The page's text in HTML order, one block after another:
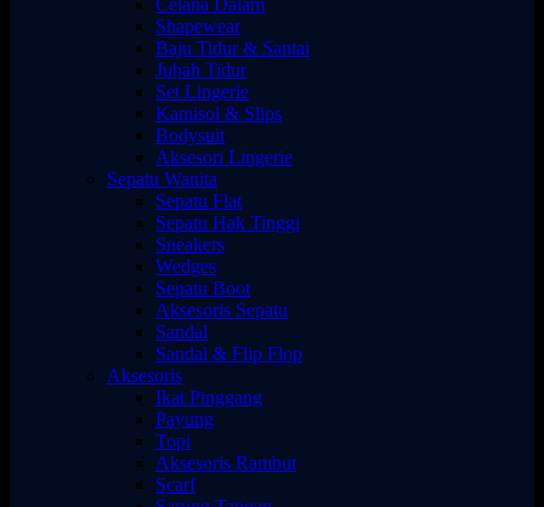
Celana Dalam
Shapewear
Baju Tidur & Santai
Jubah Tidur
Set Lingerie
Kamisol & Slips
Bodysuit
Aksesori Lingerie
Sepatu Wanita
Sepatu Flat
Sepatu Hak Tinggi
Sneakers
Wedges
Sepatu Boot
Aksesoris Sepatu
Sandal
Sandal & Flip Flop
Aksesoris
Ikat Pinggang
Payung
Topi
Aksesoris Rambut
Scarf